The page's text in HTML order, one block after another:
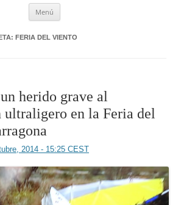
Menú
FERIA DEL VIENTO
herido grave al
ultraligero en la Feria del
2014 - 15:25 CEST